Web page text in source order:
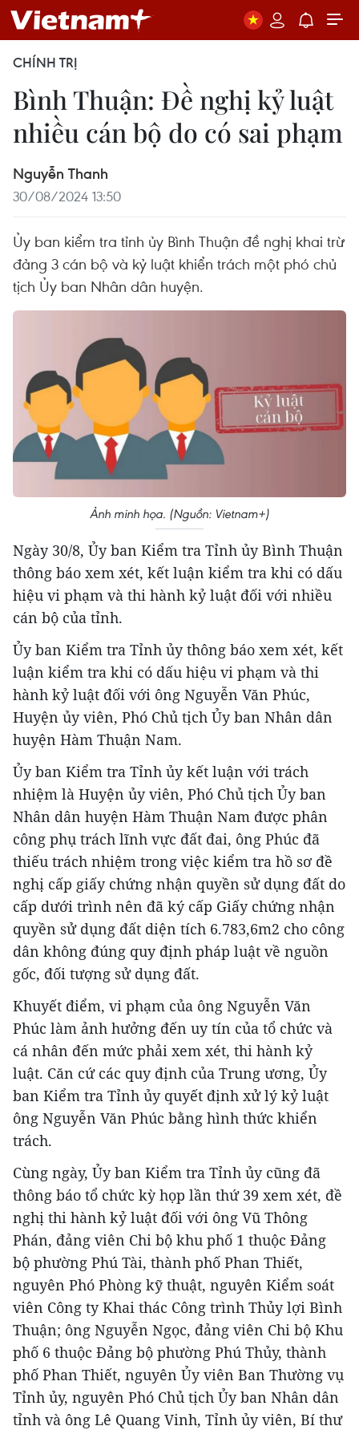
CHÍNH TRỊ
Bình Thuận: Đề nghị kỷ luật
nhiều cán bộ do có sai phạm
Nguyễn Thanh
30/08/2024 13:50
Ủy ban kiểm tra tỉnh ủy Bình Thuận đề nghị khai trừ
đảng 3 cán bộ và kỷ luật khiển trách một phó chủ
tịch Ủy ban Nhân dân huyện.
Ảnh minh họa. (Nguồn: Vietnam+)
Ngày 30/8, Ủy ban Kiểm tra Tỉnh ủy Bình Thuận
thông báo xem xét, kết luận kiểm tra khi có dấu
hiệu vi phạm và thi hành kỷ luật đối với nhiều
cán bộ của tỉnh.
Ủy ban Kiểm tra Tỉnh ủy thông báo xem xét, kết
luận kiểm tra khi có dấu hiệu vi phạm và thi
hành kỷ luật đối với ông Nguyễn Văn Phúc,
Huyện ủy viên, Phó Chủ tịch Ủy ban Nhân dân
huyện Hàm Thuận Nam.
Ủy ban Kiểm tra Tỉnh ủy kết luận với trách
nhiệm là Huyện ủy viên, Phó Chủ tịch Ủy ban
Nhân dân huyện Hàm Thuận Nam được phân
công phụ trách lĩnh vực đất đai, ông Phúc đã
thiếu trách nhiệm trong việc kiểm tra hồ sơ đề
nghị cấp giấy chứng nhận quyền sử dụng đất do
cấp dưới trình nên đã ký cấp Giấy chứng nhận
quyền sử dụng đất diện tích 6.783,6m2 cho công
dân không đúng quy định pháp luật về nguồn
gốc, đối tượng sử dụng đất.
Khuyết điểm, vi phạm của ông Nguyễn Văn
Phúc làm ảnh hưởng đến uy tín của tổ chức và
cá nhân đến mức phải xem xét, thi hành kỷ
luật. Căn cứ các quy định của Trung ương, Ủy
ban Kiểm tra Tỉnh ủy quyết định xử lý kỷ luật
ông Nguyễn Văn Phúc bằng hình thức khiển
trách.
Cùng ngày, Ủy ban Kiểm tra Tỉnh ủy cũng đã
thông báo tổ chức kỳ họp lần thứ 39 xem xét, đề
nghị thi hành kỷ luật đối với ông Vũ Thông
Phán, đảng viên Chi bộ khu phố 1 thuộc Đảng
bộ phường Phú Tài, thành phố Phan Thiết,
nguyên Phó Phòng kỹ thuật, nguyên Kiểm soát
viên Công ty Khai thác Công trình Thủy lợi Bình
Thuận; ông Nguyễn Ngọc, đảng viên Chi bộ Khu
phố 6 thuộc Đảng bộ phường Phú Thủy, thành
phố Phan Thiết, nguyên Ủy viên Ban Thường vụ
Tỉnh ủy, nguyên Phó Chủ tịch Ủy ban Nhân dân
tỉnh và ông Lê Quang Vinh, Tỉnh ủy viên, Bí thư